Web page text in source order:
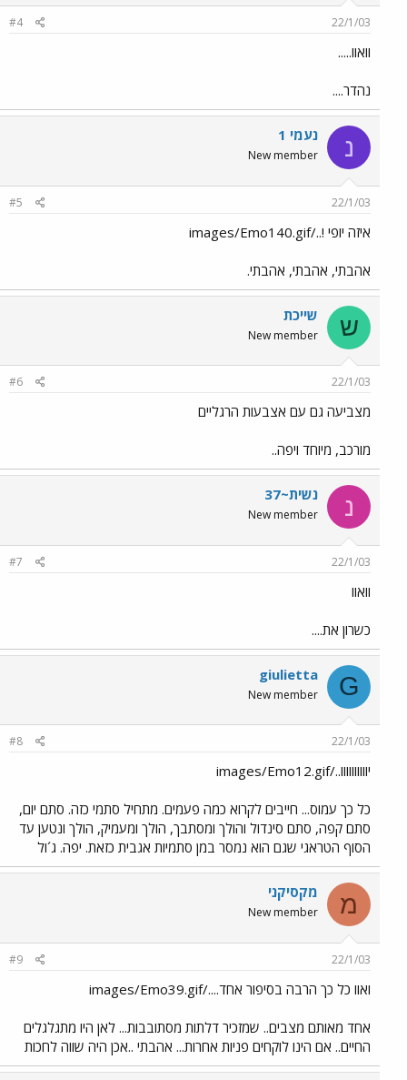
22/1/03
#4
וואוו.....
נהדר....
נ נעמי 1
New member
22/1/03
#5
איזה יופי !../images/Emo140.gif
אהבתי, אהבתי, אהבתי.
ש שייכת
New member
22/1/03
#6
מצביעה גם עם אצבעות הרגליים
מורכב, מיוחד ויפה..
נ נשית~37
New member
22/1/03
#7
וואוו
כשרון את....
G
giulietta
New member
22/1/03
#8
יוווווווווו../images/Emo12.gif
כל כך עמוס... חייבים לקרוא כמה פעמים. מתחיל סתמי כזה. סתם יום,
סתם קפה, סתם סינדול והולך ומסתבך, הולך ומעמיק, הולך ונטען עד
הסוף הטראגי שגם הוא נמסר במן סתמיות אגבית כזאת. יפה. ג´ול
מ מקסיקני
New member
22/1/03
#9
ואוו כל כך הרבה בסיפור אחד..../images/Emo39.gif
אחד מאותם מצבים.. שמזכיר דלתות מסתובבות... לאן היו מתגלגלים
החיים.. אם הינו לוקחים פניות אחרות... אהבתי ..אכן היה שווה לחכות